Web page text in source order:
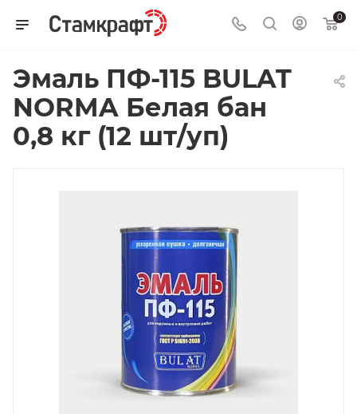
0
Эмаль ПФ-115 BULAT
NORMA Белая бан
0,8 кг (12 шт/уп)